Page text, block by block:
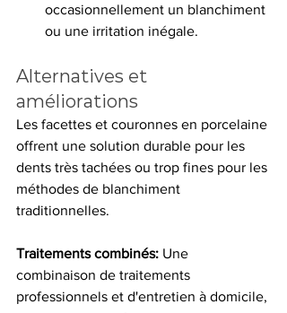
occasionnellement un blanchiment
ou une irritation inégale.
Alternatives et
améliorations
Les facettes et couronnes en porcelaine
offrent une solution durable pour les
dents très tachées ou trop fines pour les
méthodes de blanchiment
traditionnelles.
Traitements combinés: Une
combinaison de traitements
professionnels et d'entretien à domicile,